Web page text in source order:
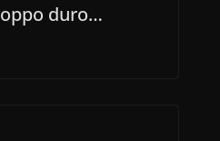
duro…